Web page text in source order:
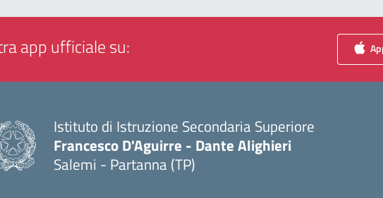
app ufficiale su:
Istituto di Istruzione Secondaria Superiore
Francesco D'Aguirre - Dante Alighieri
Salemi - Partanna (TP)